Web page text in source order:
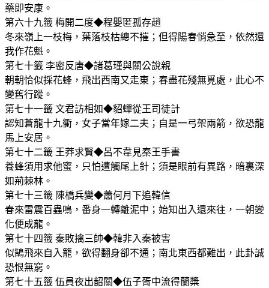
藥即安康。
第六十九籤 梅開二度◆程嬰匿孤存趙
冬來嶺上一枝梅，葉落枝枯總不摧；但得陽春悄急至，依然還
我作花魁。
第七十籤 李密反唐◆諸葛瑾與關公說親
朝朝恰似採花蜂，飛出西南又走東；春盡花殘無覓處，此心不
變舊行蹤。
第七十一籤 文君訪相如◆貂蟬從王司徒計
認知蒼龍十九衢，女子當年嫁二夫；自是一弓架兩箭，欲恐龍
馬上安居。
第七十二籤 王莽求賢◆呂不韋見秦王手書
養蜂須用求他蜜，只怕遭觸尾上針；須是眼前有異路，暗裏深
如荊棘林。
第七十三籤 陳橋兵變◆蕭何月下追韓信
春來雷震百蟲鳴，番身一轉離泥中；始知出入還來往，一朝變
化便成龍。
第七十四籤 秦敗擒三帥◆韓非入秦被害
似鵠飛來自入籠，欲得翻身卻不通；南北東西都難出，此卦誠
恐恨無窮。
第七十五籤 伍員夜出韶關◆伍子胥中流得蘭槳